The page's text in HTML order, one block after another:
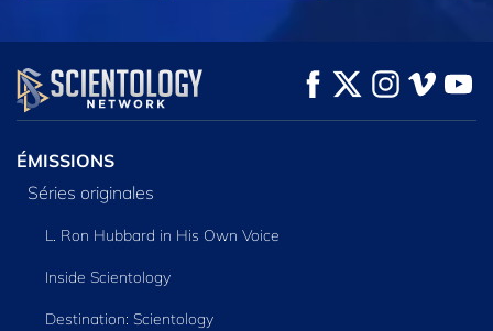
REGARDER REGARDER
DÉCOUVRIR LES
SÉRIES
ÉMISSIONS
Séries originales
L. Ron Hubbard in His Own Voice
Inside Scientology
Destination: Scientology